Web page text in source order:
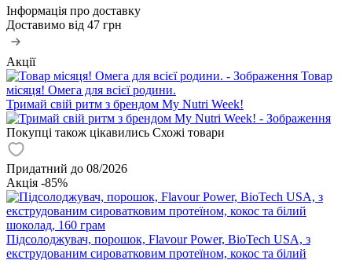
Інформація про доставку
Доставимо від 47 грн
Акції
Товар
місяця! Омега для всієї родини.
Тримай свій ритм з брендом My Nutri Week!
Покупці також цікавились Схожі товари
Придатний до 08/2026
Акція -85%
Підсолоджувач, порошок, Flavour Power, BioTech USA, з
екструдованим сироватковим протеїном, кокос та білий